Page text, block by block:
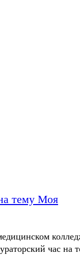
тему Моя
час на